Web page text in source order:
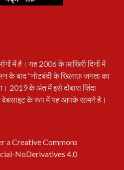
में है। यह 2006 के आखिरी दिनों में
के बाद “नोटबंदी के खिलाफ़ जनता का
2019 के अंत में इसे दोबारा ज़िंदा
वेबसाइट के रूप में यह आपके सामने है।
aCreative Commons
NoDerivatives 4.0